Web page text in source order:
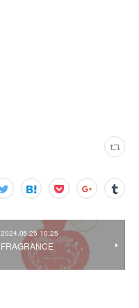
2024.05.25 10:25
FRAGRANCE